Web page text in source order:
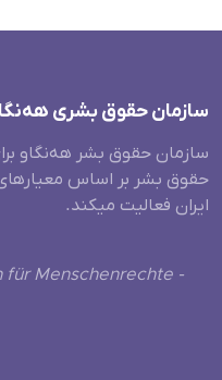
سازمان حقوق بشری
سازمان حقوق بشر هه‌نگاو
حقوق بشر بر اساس
ایران فعالیت میکند.
Menschenrechte -